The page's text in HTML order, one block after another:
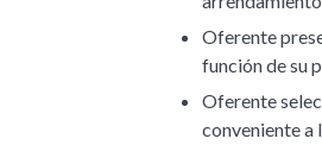
Oferente
función de su
Oferente
conveniente a